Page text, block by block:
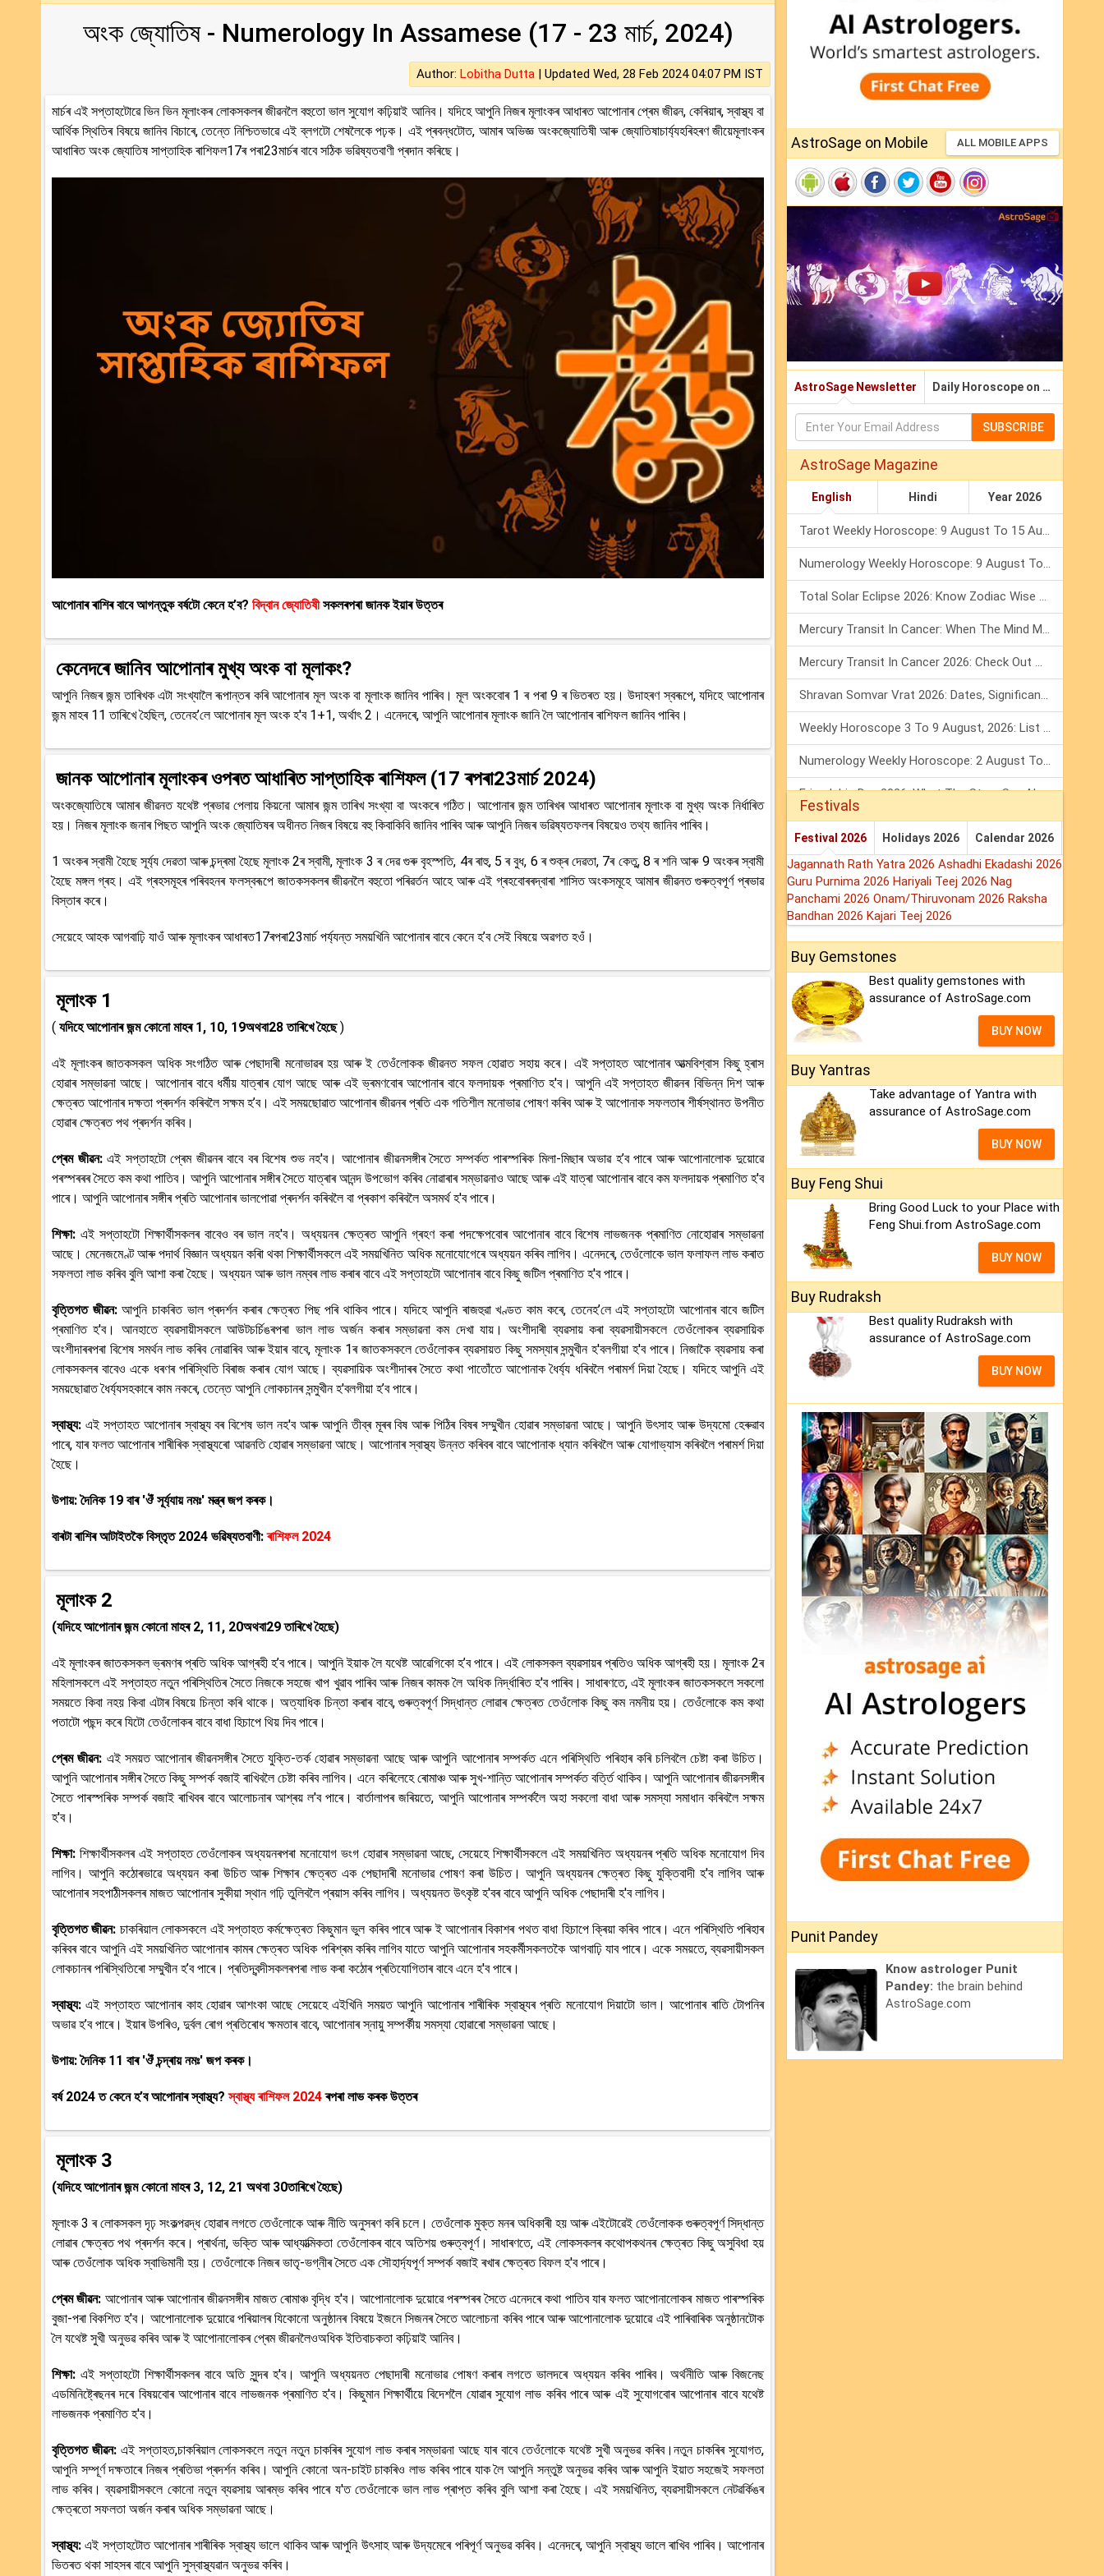
অংক জ্যোতিষ - Numerology In Assamese (17 - 23 মাৰ্চ, 2024)
Author: Lobitha Dutta | Updated Wed, 28 Feb 2024 04:07 PM IST
মাৰ্চৰ এই সপ্তাহটোৱে ভিন ভিন মূলাংকৰ লোকসকলৰ জীৱনলৈ বহুতো ভাল সুযোগ কঢ়িয়াই আনিব। যদিহে আপুনি নিজৰ মূলাংকৰ আধাৰত আপোনাৰ প্ৰেম জীৱন, কেৰিয়াৰ, স্বাস্থ্য বা
আৰ্থিক স্থিতিৰ বিষয়ে জানিব বিচাৰে, তেন্তে নিশ্চিতভাৱে এই ব্লগটো শেষলৈকে পঢ়ক। এই প্ৰবন্ধটোত, আমাৰ অভিজ্ঞ অংকজ্যোতিষী আৰু জ্যোতিষাচাৰ্য্যহৰিহৰণ জীয়েমূলাংকৰ
আধাৰিত অংক জ্যোতিষ সাপ্তাহিক ৰাশিফল17ৰ পৰা23মাৰ্চৰ বাবে সঠিক ভৱিষ্যতবাণী প্ৰদান কৰিছে।
আপোনাৰ ৰাশিৰ বাবে আগন্তুক বৰ্ষটো কেনে হ’ব? বিদ্বান জ্যোতিষীসকলৰপৰা জানক ইয়াৰ উত্তৰ
কেনেদৰে জানিব আপোনাৰ মুখ্য অংক বা মূলাকং?
আপুনি নিজৰ জন্ম তাৰিখক এটা সংখ্যালৈ ৰূপান্তৰ কৰি আপোনাৰ মূল অংক বা মূলাংক জানিব পাৰিব। মূল অংকবোৰ 1 ৰ পৰা 9 ৰ ভিতৰত হয়। উদাহৰণ স্বৰূপে, যদিহে আপোনাৰ
জন্ম মাহৰ 11 তাৰিখে হৈছিল, তেনেহ’লে আপোনাৰ মূল অংক হ'ব 1+1, অৰ্থাৎ 2। এনেদৰে, আপুনি আপোনাৰ মূলাংক জানি লৈ আপোনাৰ ৰাশিফল জানিব পাৰিব।
জানক আপোনাৰ মূলাংকৰ ওপৰত আধাৰিত সাপ্তাহিক ৰাশিফল (17ৰপৰা23মাৰ্চ 2024)
অংকজ্যোতিষে আমাৰ জীৱনত যথেষ্ট প্ৰভাৱ পেলায় কিয়নো আমাৰ জন্ম তাৰিখ সংখ্যা বা অংকৰে গঠিত। আপোনাৰ জন্ম তাৰিখৰ আধাৰত আপোনাৰ মূলাংক বা মুখ্য অংক নিৰ্ধাৰিত
হয়। নিজৰ মূলাংক জনাৰ পিছত আপুনি অংক জ্যোতিষৰ অধীনত নিজৰ বিষয়ে বহু কিবাকিবি জানিব পাৰিব আৰু আপুনি নিজৰ ভৱিষ্যতফলৰ বিষয়েও তথ্য জানিব পাৰিব।
1 অংকৰ স্বামী হৈছে সূৰ্য্য দেৱতা আৰু চন্দ্ৰমা হৈছে মূলাংক 2ৰ স্বামী, মূলাংক 3 ৰ দেৱ গুৰু বৃহস্পতি, 4ৰ ৰাহু, 5 ৰ বুধ, 6 ৰ শুক্ৰ দেৱতা, 7ৰ কেতু, 8 ৰ শনি আৰু 9 অংকৰ স্বামী
হৈছে মঙ্গল গ্ৰহ। এই গ্ৰহসমূহৰ পৰিবহনৰ ফলস্বৰূপে জাতকসকলৰ জীৱনলৈ বহুতো পৰিৱৰ্তন আহে আৰু এই গ্ৰহবোৰৰদ্বাৰা শাসিত অংকসমূহে আমাৰ জীৱনত গুৰুত্বপূৰ্ণ প্ৰভাৱ
বিস্তাৰ কৰে।
সেয়েহে আহক আগবাঢ়ি যাওঁ আৰু মূলাংকৰ আধাৰত17ৰপৰা23মাৰ্চ পৰ্য্যন্ত সময়খিনি আপোনাৰ বাবে কেনে হ’ব সেই বিষয়ে অৱগত হওঁ।
মূলাংক 1
( যদিহে আপোনাৰ জন্ম কোনো মাহৰ1, 10, 19অথবা28 তাৰিখে হৈছে)
এই মূলাংকৰ জাতকসকল অধিক সংগঠিত আৰু পেছাদাৰী মনোভাৱৰ হয় আৰু ই তেওঁলোকক জীৱনত সফল হোৱাত সহায় কৰে। এই সপ্তাহত আপোনাৰ আত্মবিশ্বাস কিছু হ্ৰাস
হোৱাৰ সম্ভাৱনা আছে। আপোনাৰ বাবে ধৰ্মীয় যাত্ৰাৰ যোগ আছে আৰু এই ভ্ৰমণবোৰ আপোনাৰ বাবে ফলদায়ক প্ৰমাণিত হ'ব। আপুনি এই সপ্তাহত জীৱনৰ বিভিন্ন দিশ আৰু
ক্ষেত্ৰত আপোনাৰ দক্ষতা প্ৰদৰ্শন কৰিবলৈ সক্ষম হ’ব। এই সময়ছোৱাত আপোনাৰ জীৱনৰ প্ৰতি এক গতিশীল মনোভাৱ পোষণ কৰিব আৰু ই আপোনাক সফলতাৰ শীৰ্ষস্থানত উপনীত
হোৱাৰ ক্ষেত্ৰত পথ প্ৰদৰ্শন কৰিব।
প্ৰেম জীৱন:এই সপ্তাহটো প্ৰেম জীৱনৰ বাবে বৰ বিশেষ শুভ নহ'ব। আপোনাৰ জীৱনসঙ্গীৰ সৈতে সম্পৰ্কত পাৰস্পৰিক মিলা-মিছাৰ অভাৱ হ’ব পাৰে আৰু আপোনালোক দুয়োৱে
পৰস্পৰৰৰ সৈতে কম কথা পাতিব। আপুনি আপোনাৰ সঙ্গীৰ সৈতে যাত্ৰাৰ আনন্দ উপভোগ কৰিব নোৱাৰাৰ সম্ভাৱনাও আছে আৰু এই যাত্ৰা আপোনাৰ বাবে কম ফলদায়ক প্ৰমাণিত হ'ব
পাৰে। আপুনি আপোনাৰ সঙ্গীৰ প্ৰতি আপোনাৰ ভালপোৱা প্ৰদৰ্শন কৰিবলৈ বা প্ৰকাশ কৰিবলৈ অসমৰ্থ হ'ব পাৰে।
শিক্ষা: এই সপ্তাহটো শিক্ষাৰ্থীসকলৰ বাবেও বৰ ভাল নহ'ব। অধ্যয়নৰ ক্ষেত্ৰত আপুনি গ্ৰহণ কৰা পদক্ষেপবোৰ আপোনাৰ বাবে বিশেষ লাভজনক প্ৰমাণিত নোহোৱাৰ সম্ভাৱনা
আছে। মেনেজমেণ্ট আৰু পদাৰ্থ বিজ্ঞান অধ্যয়ন কৰাি থকা শিক্ষাৰ্থীসকলে এই সময়খিনিত অধিক মনোযোগেৰে অধ্যয়ন কৰিব লাগিব। এনেদৰে, তেওঁলোকে ভাল ফলাফল লাভ কৰাত
সফলতা লাভ কৰিব বুলি আশা কৰা হৈছে। অধ্যয়ন আৰু ভাল নম্বৰ লাভ কৰাৰ বাবে এই সপ্তাহটো আপোনাৰ বাবে কিছু জটিল প্ৰমাণিত হ'ব পাৰে।
বৃত্তিগত জীৱন:আপুনি চাকৰিত ভাল প্ৰদৰ্শন কৰাৰ ক্ষেত্ৰত পিছ পৰি থাকিব পাৰে। যদিহে আপুনি ৰাজহুৱা খণ্ডত কাম কৰে, তেনেহ’লে এই সপ্তাহটো আপোনাৰ বাবে জটিল
প্ৰমাণিত হ'ব। আনহাতে ব্যৱসায়ীসকলে আউটচৰ্চিঙৰপৰা ভাল লাভ অৰ্জন কৰাৰ সম্ভাৱনা কম দেখা যায়। অংশীদাৰী ব্যৱসায় কৰা ব্যৱসায়ীসকলে তেওঁলোকৰ ব্যৱসায়িক
অংশীদাৰৰপৰা বিশেষ সমৰ্থন লাভ কৰিব নোৱাৰিব আৰু ইয়াৰ বাবে, মূলাংক 1ৰ জাতকসকলে তেওঁলোকৰ ব্যৱসায়ত কিছু সমস্যাৰ সন্মুখীন হ'বলগীয়া হ'ব পাৰে। নিজাকৈ ব্যৱসায় কৰা
লোকসকলৰ বাবেও একে ধৰণৰ পৰিস্থিতি বিৰাজ কৰাৰ যোগ আছে। ব্যৱসায়িক অংশীদাৰৰ সৈতে কথা পাতোঁতে আপোনাক ধৈৰ্য্য ধৰিবলৈ পৰামৰ্শ দিয়া হৈছে। যদিহে আপুনি এই
সময়ছোৱাত ধৈৰ্য্যসহকাৰে কাম নকৰে, তেন্তে আপুনি লোকচানৰ সন্মুখীন হ'বলগীয়া হ’ব পাৰে।
স্বাস্থ্য: এই সপ্তাহত আপোনাৰ স্বাস্থ্য বৰ বিশেষ ভাল নহ'ব আৰু আপুনি তীব্ৰ মূৰৰ বিষ আৰু পিঠিৰ বিষৰ সম্মুখীন হোৱাৰ সম্ভাৱনা আছে। আপুনি উৎসাহ আৰু উদ্যমো হেৰুৱাব
পাৰে, যাৰ ফলত আপোনাৰ শাৰীৰিক স্বাস্থ্যৰো আৱনতি হোৱাৰ সম্ভাৱনা আছে। আপোনাৰ স্বাস্থ্য উন্নত কৰিবৰ বাবে আপোনাক ধ্যান কৰিবলৈ আৰু যোগাভ্যাস কৰিবলৈ পৰামৰ্শ দিয়া
হৈছে।
উপায়: দৈনিক 19 বাৰ 'ঔঁ সূৰ্য্যায় নমঃ' মন্ত্ৰ জপ কৰক।
বাৰটা ৰাশিৰ আটাইতকৈ বিস্তৃত 2024 ভৱিষ্যতবাণী:ৰাশিফল 2024
মূলাংক 2
(যদিহে আপোনাৰ জন্ম কোনো মাহৰ 2, 11, 20অথবা29 তাৰিখে হৈছে)
এই মূলাংকৰ জাতকসকল ভ্ৰমণৰ প্ৰতি অধিক আগ্ৰহী হ’ব পাৰে। আপুনি ইয়াক লৈ যথেষ্ট আৱেগিকো হ’ব পাৰে। এই লোকসকল ব্যৱসায়ৰ প্ৰতিও অধিক আগ্ৰহী হয়। মূলাংক 2ৰ
মহিলাসকলে এই সপ্তাহত নতুন পৰিস্থিতিৰ সৈতে নিজকে সহজে খাপ খুৱাব পাৰিব আৰু নিজৰ কামক লৈ অধিক নিৰ্দ্ধাৰিত হ'ব পাৰিব। সাধাৰণতে, এই মূলাংকৰ জাতকসকলে সকলো
সময়তে কিবা নহয় কিবা এটাৰ বিষয়ে চিন্তা কৰি থাকে। অত্যাধিক চিন্তা কৰাৰ বাবে, গুৰুত্বপূৰ্ণ সিদ্ধান্ত লোৱাৰ ক্ষেত্ৰত তেওঁলোক কিছু কম নমনীয় হয়। তেওঁলোকে কম কথা
পতাটো পছন্দ কৰে যিটো তেওঁলোকৰ বাবে বাধা হিচাপে থিয় দিব পাৰে।
প্ৰেম জীৱন: এই সময়ত আপোনাৰ জীৱনসঙ্গীৰ সৈতে যুক্তি-তৰ্ক হোৱাৰ সম্ভাৱনা আছে আৰু আপুনি আপোনাৰ সম্পৰ্কত এনে পৰিস্থিতি পৰিহাৰ কৰি চলিবলৈ চেষ্টা কৰা উচিত।
আপুনি আপোনাৰ সঙ্গীৰ সৈতে কিছু সম্পৰ্ক বজাই ৰাখিবলৈ চেষ্টা কৰিব লাগিব। এনে কৰিলেহে ৰোমাঞ্চ আৰু সুখ-শান্তি আপোনাৰ সম্পৰ্কত বৰ্ত্তি থাকিব। আপুনি আপোনাৰ জীৱনসঙ্গীৰ
সৈতে পাৰস্পৰিক সম্পৰ্ক বজাই ৰাখিবৰ বাবে আলোচনাৰ আশ্ৰয় ল'ব পাৰে। বাৰ্তালাপৰ জৰিয়তে, আপুনি আপোনাৰ সম্পৰ্কলৈ অহা সকলো বাধা আৰু সমস্যা সমাধান কৰিবলৈ সক্ষম
হ'ব।
শিক্ষা: শিক্ষাৰ্থীসকলৰ এই সপ্তাহত তেওঁলোকৰ অধ্যয়নৰপৰা মনোযোগ ভংগ হোৱাৰ সম্ভাৱনা আছে, সেয়েহে শিক্ষাৰ্থীসকলে এই সময়খিনিত অধ্যয়নৰ প্ৰতি অধিক মনোযোগ দিব
লাগিব। আপুনি কঠোৰভাৱে অধ্যয়ন কৰা উচিত আৰু শিক্ষাৰ ক্ষেত্ৰত এক পেছাদাৰী মনোভাৱ পোষণ কৰা উচিত। আপুনি অধ্যয়নৰ ক্ষেত্ৰত কিছু যুক্তিবাদী হ'ব লাগিব আৰু
আপোনাৰ সহপাঠীসকলৰ মাজত আপোনাৰ সুকীয়া স্থান গঢ়ি তুলিবলৈ প্ৰয়াস কৰিব লাগিব। অধ্যয়নত উৎকৃষ্ট হ'বৰ বাবে আপুনি অধিক পেছাদাৰী হ'ব লাগিব।
বৃত্তিগত জীৱন: চাকৰিয়াল লোকসকলে এই সপ্তাহত কৰ্মক্ষেত্ৰত কিছুমান ভুল কৰিব পাৰে আৰু ই আপোনাৰ বিকাশৰ পথত বাধা হিচাপে ক্ৰিয়া কৰিব পাৰে। এনে পৰিস্থিতি পৰিহাৰ
কৰিবৰ বাবে আপুনি এই সময়খিনিত আপোনাৰ কামৰ ক্ষেত্ৰত অধিক পৰিশ্ৰম কৰিব লাগিব যাতে আপুনি আপোনাৰ সহকৰ্মীসকলতকৈ আগবাঢ়ি যাব পাৰে। একে সময়তে, ব্যৱসায়ীসকল
লোকচানৰ পৰিস্থিতিৰো সম্মুখীন হ’ব পাৰে। প্ৰতিদ্বন্দীসকলৰপৰা লাভ কৰা কঠোৰ প্ৰতিযোগিতাৰ বাবে এনে হ'ব পাৰে।
স্বাস্থ্য:এই সপ্তাহত আপোনাৰ কাহ হোৱাৰ আশংকা আছে সেয়েহে এইখিনি সময়ত আপুনি আপোনাৰ শাৰীৰিক স্বাস্থ্যৰ প্ৰতি মনোযোগ দিয়াটো ভাল। আপোনাৰ ৰাতি টোপনিৰ
অভাৱ হ’ব পাৰে। ইয়াৰ উপৰিও, দুৰ্বল ৰোগ প্ৰতিৰোধ ক্ষমতাৰ বাবে, আপোনাৰ স্নায়ু সম্পৰ্কীয় সমস্যা হোৱাৰো সম্ভাৱনা আছে।
উপায়: দৈনিক 11 বাৰ 'ঔঁ চন্দ্ৰায় নমঃ' জপ কৰক।
বৰ্ষ 2024 ত কেনে হ’ব আপোনাৰ স্বাস্থ্য?স্বাস্থ্য ৰাশিফল 2024ৰপৰা লাভ কৰক উত্তৰ
মূলাংক 3
(যদিহে আপোনাৰ জন্ম কোনো মাহৰ 3, 12, 21 অথবা 30তাৰিখে হৈছে)
মূলাংক 3 ৰ লোকসকল দৃঢ় সংকল্পৱদ্ধ হোৱাৰ লগতে তেওঁলোকে আৰু নীতি অনুসৰণ কৰি চলে। তেওঁলোক মুক্ত মনৰ অধিকাৰী হয় আৰু এইটোৱেই তেওঁলোকক গুৰুত্বপূৰ্ণ সিদ্ধান্ত
লোৱাৰ ক্ষেত্ৰত পথ প্ৰদৰ্শন কৰে। প্ৰাৰ্থনা, ভক্তি আৰু আধ্যাত্মিকতা তেওঁলোকৰ বাবে অতিশয় গুৰুত্বপূৰ্ণ। সাধাৰণতে, এই লোকসকলৰ কথোপকথনৰ ক্ষেত্ৰত কিছু অসুবিধা হয়
আৰু তেওঁলোক অধিক স্বাভিমানী হয়। তেওঁলোকে নিজৰ ভাতৃ-ভগ্নীৰ সৈতে এক সৌহাৰ্দ্যপূৰ্ণ সম্পৰ্ক বজাই ৰখাৰ ক্ষেত্ৰত বিফল হ'ব পাৰে।
প্ৰেম জীৱন: আপোনাৰ আৰু আপোনাৰ জীৱনসঙ্গীৰ মাজত ৰোমাঞ্চ বৃদ্ধি হ'ব। আপোনালোক দুয়োৱে পৰস্পৰৰ সৈতে এনেদৰে কথা পাতিব যাৰ ফলত আপোনালোকৰ মাজত পাৰস্পৰিক
বুজা-পৰা বিকশিত হ'ব। আপোনালোক দুয়োৱে পৰিয়ালৰ যিকোনো অনুষ্ঠানৰ বিষয়ে ইজনে সিজনৰ সৈতে আলোচনা কৰিব পাৰে আৰু আপোনালোক দুয়োৱে এই পাৰিবাৰিক অনুষ্ঠানটোক
লৈ যথেষ্ট সুখী অনুভৱ কৰিব আৰু ই আপোনালোকৰ প্ৰেম জীৱনলৈওঅধিক ইতিবাচকতা কঢ়িয়াই আনিব।
শিক্ষা:এই সপ্তাহটো শিক্ষাৰ্থীসকলৰ বাবে অতি সুন্দৰ হ'ব। আপুনি অধ্যয়নত পেছাদাৰী মনোভাৱ পোষণ কৰাৰ লগতে ভালদৰে অধ্যয়ন কৰিব পাৰিব। অৰ্থনীতি আৰু বিজনেছ
এডমিনিষ্ট্ৰেছনৰ দৰে বিষয়বোৰ আপোনাৰ বাবে লাভজনক প্ৰমাণিত হ'ব। কিছুমান শিক্ষাৰ্থীয়ে বিদেশলৈ যোৱাৰ সুযোগ লাভ কৰিব পাৰে আৰু এই সুযোগবোৰ আপোনাৰ বাবে যথেষ্ট
লাভজনক প্ৰমাণিত হ'ব।
বৃত্তিগত জীৱন: এই সপ্তাহত,চাকৰিয়াল লোকসকলে নতুন নতুন চাকৰিৰ সুযোগ লাভ কৰাৰ সম্ভাৱনা আছে যাৰ বাবে তেওঁলোকে যথেষ্ট সুখী অনুভৱ কৰিব।নতুন চাকৰিৰ সুযোগত,
আপুনি সম্পূৰ্ণ দক্ষতাৰে নিজৰ প্ৰতিভা প্ৰদৰ্শন কৰিব। আপুনি কোনো অন-চাইট চাকৰিও লাভ কৰিব পাৰে যাক লৈ আপুনি সন্তুষ্ট অনুভৱ কৰিব আৰু আপুনি ইয়াত সহজেই সফলতা
লাভ কৰিব। ব্যৱসায়ীসকলে কোনো নতুন ব্যৱসায় আৰম্ভ কৰিব পাৰে য'ত তেওঁলোকে ভাল লাভ প্ৰাপ্ত কৰিব বুলি আশা কৰা হৈছে। এই সময়খিনিত, ব্যৱসায়ীসকলে নেটৱৰ্কিঙৰ
ক্ষেত্ৰতো সফলতা অৰ্জন কৰাৰ অধিক সম্ভাৱনা আছে।
স্বাস্থ্য:এই সপ্তাহটোত আপোনাৰ শাৰীৰিক স্বাস্থ্য ভালে থাকিব আৰু আপুনি উৎসাহ আৰু উদ্যমেৰে পৰিপূৰ্ণ অনুভৱ কৰিব। এনেদৰে, আপুনি স্বাস্থ্য ভালে ৰাখিব পাৰিব। আপোনাৰ
ভিতৰত থকা সাহসৰ বাবে আপুনি সুস্বাস্থ্যৱান অনুভৱ কৰিব।
AstroSage on Mobile ALL MOBILE APPS
AstroSage Newsletter Daily Horoscope on Email
SUBSCRIBE
AstroSage Magazine
English Hindi Year 2026
Tarot Weekly Horoscope: 9 August To 15 August, 2026
Numerology Weekly Horoscope: 9 August To 15 August, 2026
Total Solar Eclipse 2026: Know Zodiac Wise Prediction
Mercury Transit In Cancer: When The Mind Meets The Heart!
Mercury Transit In Cancer 2026: Check Out What It Brings For You
Shravan Somvar Vrat 2026: Dates, Significance & Rituals In August
Weekly Horoscope 3 To 9 August, 2026: List Of Fasts & Festivals
Numerology Weekly Horoscope: 2 August To 8 August, 2026
Friendship Day 2026: What The Stars Say About Your Best Friend!
Festivals
Festival 2026 Holidays 2026 Calendar 2026
Jagannath Rath Yatra 2026 Ashadhi Ekadashi 2026
Guru Purnima 2026 Hariyali Teej 2026 Nag
Panchami 2026 Onam/Thiruvonam 2026 Raksha
Bandhan 2026 Kajari Teej 2026
Buy Gemstones
Best quality gemstones with
assurance of AstroSage.com
BUY NOW
Buy Yantras
Take advantage of Yantra with
assurance of AstroSage.com
BUY NOW
Buy Feng Shui
Bring Good Luck to your Place with
Feng Shui.from AstroSage.com
BUY NOW
Buy Rudraksh
Best quality Rudraksh with
assurance of AstroSage.com
BUY NOW
Punit Pandey
Know astrologer Punit
Pandey: the brain behind
AstroSage.com